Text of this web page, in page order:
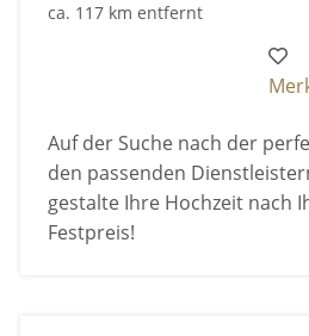
ca. 117 km entfernt
Auf der Suche nach der
den passenden
gestalte Ihre Hochzeit nach
Festpreis!